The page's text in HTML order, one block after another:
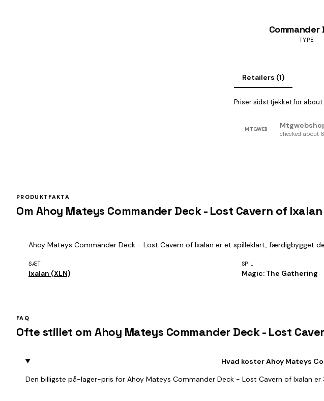
Commander
TYPE
Retailers (1)
Priser sidst tjekket for
MTGWEB
checked about
PRODUKTFAKTA
Om Ahoy Mateys Commander Deck - Lost Cavern of Ixalan
Ahoy Mateys Commander Deck - Lost Cavern of Ixalan er et spilleklart, færdigbygget
SÆT
Ixalan (XLN)
SPIL
Magic: The Gathering
FAQ
Ofte stillet om Ahoy Mateys Commander Deck - Lost
Hvad koster Ahoy Mateys
Den billigste på-lager-pris for Ahoy Mateys Commander Deck - Lost Cavern of Ixalan